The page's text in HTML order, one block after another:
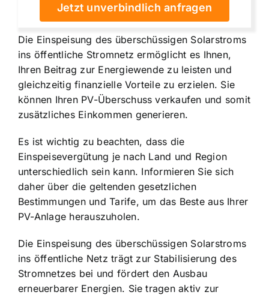
Jetzt unverbindlich anfragen
Die Einspeisung des überschüssigen Solarstroms
ins öffentliche Stromnetz ermöglicht es Ihnen,
Ihren Beitrag zur Energiewende zu leisten und
gleichzeitig finanzielle Vorteile zu erzielen. Sie
können Ihren PV-Überschuss verkaufen und somit
zusätzliches Einkommen generieren.
Es ist wichtig zu beachten, dass die
Einspeisevergütung je nach Land und Region
unterschiedlich sein kann. Informieren Sie sich
daher über die geltenden gesetzlichen
Bestimmungen und Tarife, um das Beste aus Ihrer
PV-Anlage herauszuholen.
Die Einspeisung des überschüssigen Solarstroms
ins öffentliche Netz trägt zur Stabilisierung des
Stromnetzes bei und fördert den Ausbau
erneuerbarer Energien. Sie tragen aktiv zur